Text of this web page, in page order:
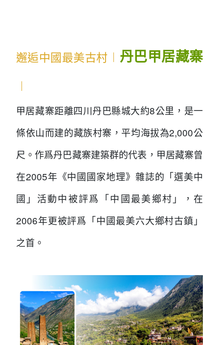
邂逅中國最美古村︱ 丹巴甲居藏寨
︱
甲居藏寨距離四川丹巴縣城大約8公里，是一
條依山而建的藏族村寨，平均海拔為2,000公
尺。作爲丹巴藏寨建築群的代表，甲居藏寨曾
在2005年《中國國家地理》雜誌的「選美中
國」活動中被評爲「中國最美鄉村」，在
2006年更被評爲「中國最美六大鄉村古鎮」
之首。